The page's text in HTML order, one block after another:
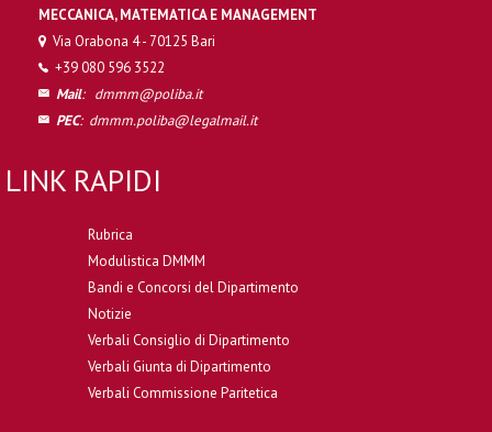
MECCANICA, MATEMATICA E MANAGEMENT
Via Orabona 4 - 70125 Bari
+39 080 596 3522
Mail: dmmm@poliba.it
PEC: dmmm.poliba@legalmail.it
LINK RAPIDI
Rubrica
Modulistica DMMM
Bandi e Concorsi del Dipartimento
Notizie
Verbali Consiglio di Dipartimento
Verbali Giunta di Dipartimento
Verbali Commissione Paritetica